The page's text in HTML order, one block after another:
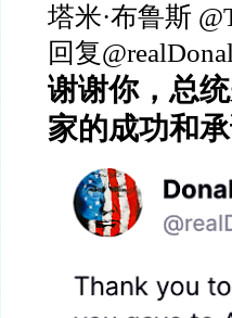
塔米·布鲁斯
回复
谢谢你，总
家的成功和承